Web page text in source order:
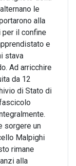
le
alla
il confine
e
stava
Ad arricchire
da 12
di Stato di
sorgere un
Malpighi
rimane
alla